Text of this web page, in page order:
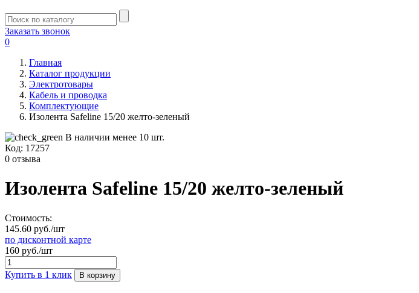
Заказать звонок
0
Главная
Каталог продукции
Электротовары
Кабель и проводка
Комплектующие
Изолента Safeline 15/20 желто-зеленый
В наличии менее 10 шт.
Код: 17257
0 отзыва
Изолента Safeline 15/20 желто-зеленый
Стоимость:
145.60 руб./шт
по дисконтной карте
160 руб./шт
Купить в 1 клик В корзину